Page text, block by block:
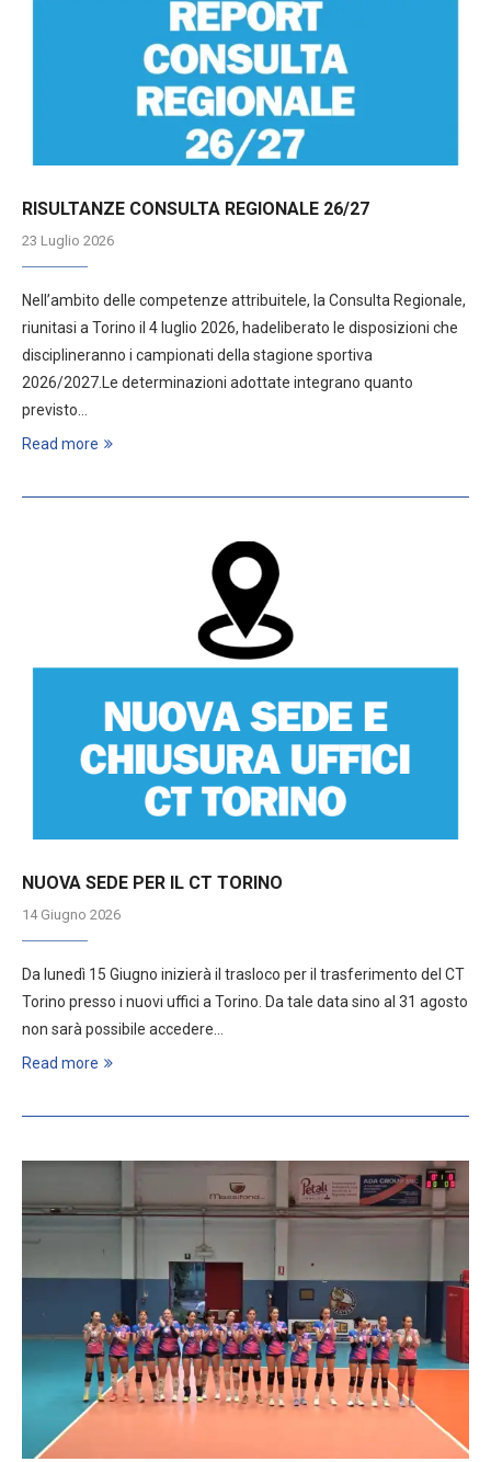
RISULTANZE CONSULTA REGIONALE 26/27
23 Luglio 2026
Nell’ambito delle competenze attribuitele, la Consulta Regionale,
riunitasi a Torino il 4 luglio 2026, hadeliberato le disposizioni che
disciplineranno i campionati della stagione sportiva
2026/2027.Le determinazioni adottate integrano quanto
previsto…
Read more
NUOVA SEDE PER IL CT TORINO
14 Giugno 2026
Da lunedì 15 Giugno inizierà il trasloco per il trasferimento del CT
Torino presso i nuovi uffici a Torino. Da tale data sino al 31 agosto
non sarà possibile accedere…
Read more